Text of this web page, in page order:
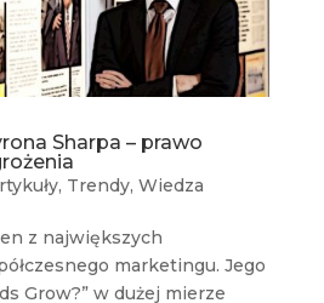
Sharpa – prawo
, Trendy, Wiedza
z największych
marketingu. Jego
Grow?” w dużej mierze